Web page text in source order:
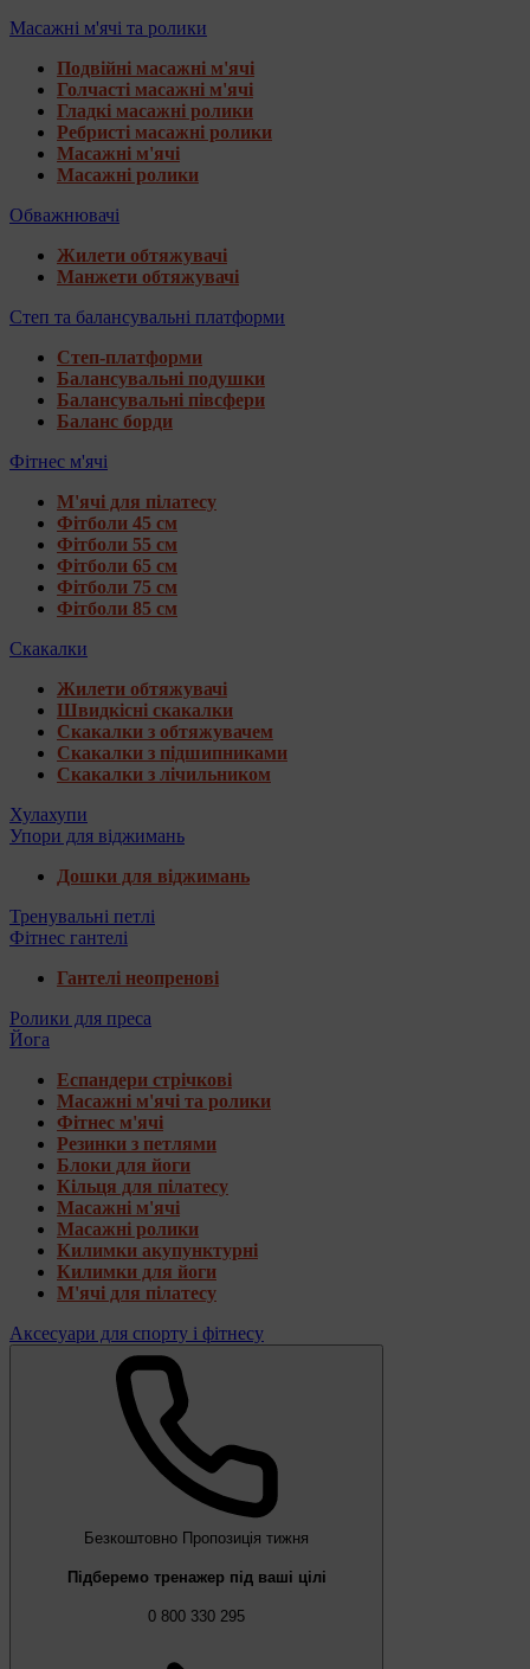
Масажні м'ячі та ролики
Подвійні масажні м'ячі
Голчасті масажні м'ячі
Гладкі масажні ролики
Ребристі масажні ролики
Масажні м'ячі
Масажні ролики
Обважнювачі
Жилети обтяжувачі
Манжети обтяжувачі
Степ та балансувальні платформи
Степ-платформи
Балансувальні подушки
Балансувальні півсфери
Баланс борди
Фітнес м'ячі
М'ячі для пілатесу
Фітболи 45 см
Фітболи 55 см
Фітболи 65 см
Фітболи 75 см
Фітболи 85 см
Скакалки
Жилети обтяжувачі
Швидкісні скакалки
Скакалки з обтяжувачем
Скакалки з підшипниками
Скакалки з лічильником
Хулахупи
Упори для віджимань
Дошки для віджимань
Тренувальні петлі
Фітнес гантелі
Гантелі неопренові
Ролики для преса
Йога
Еспандери стрічкові
Масажні м'ячі та ролики
Фітнес м'ячі
Резинки з петлями
Блоки для йоги
Кільця для пілатесу
Масажні м'ячі
Масажні ролики
Килимки акупунктурні
Килимки для йоги
М'ячі для пілатесу
Аксесуари для спорту і фітнесу
Безкоштовно Пропозиція тижня
Підберемо тренажер під ваші цілі
0 800 330 295